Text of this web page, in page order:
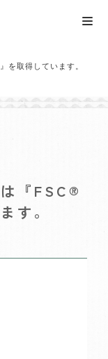
を取得しています。
『FSC®
す。